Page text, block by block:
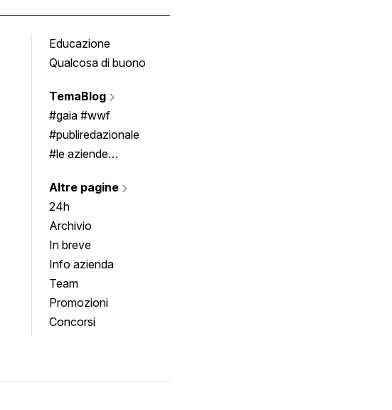
Educazione
Qualcosa di buono
TemaBlog
#gaia #wwf
#publiredazionale
#le aziende
Altre pagine
24h
Archivio
In breve
Info azienda
Team
Promozioni
Concorsi